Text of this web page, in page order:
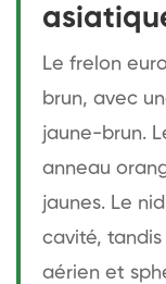
Le frelon
brun, avec
jaune-brun.
anneau
jaunes. Le
cavité,
aérien et